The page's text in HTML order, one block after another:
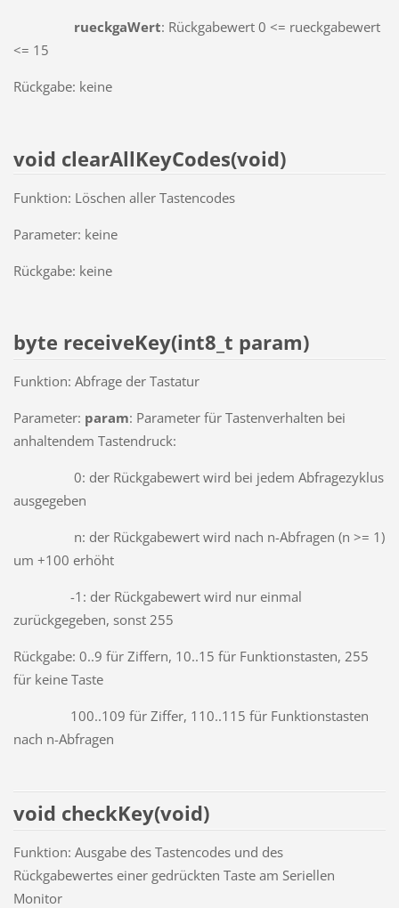
rueckgaWert: Rückgabewert 0 <= rueckgabewert
<= 15
Rückgabe: keine
void clearAllKeyCodes(void)
Funktion: Löschen aller Tastencodes
Parameter: keine
Rückgabe: keine
byte receiveKey(int8_t param)
Funktion: Abfrage der Tastatur
Parameter: param: Parameter für Tastenverhalten bei
anhaltendem Tastendruck:
0: der Rückgabewert wird bei jedem Abfragezyklus
ausgegeben
n: der Rückgabewert wird nach n-Abfragen (n >= 1)
um +100 erhöht
-1: der Rückgabewert wird nur einmal
zurückgegeben, sonst 255
Rückgabe: 0..9 für Ziffern, 10..15 für Funktionstasten, 255
für keine Taste
100..109 für Ziffer, 110..115 für Funktionstasten
nach n-Abfragen
void checkKey(void)
Funktion: Ausgabe des Tastencodes und des
Rückgabewertes einer gedrückten Taste am Seriellen
Monitor